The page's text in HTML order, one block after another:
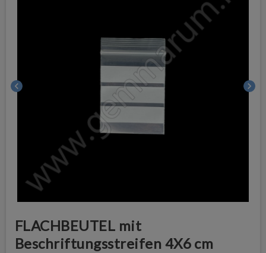
chevron_left chevron_right
FLACHBEUTEL mit
Beschriftungsstreifen 4X6 cm